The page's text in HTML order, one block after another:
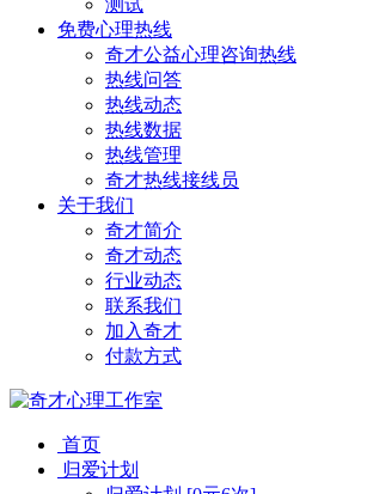
测试
免费心理热线
奇才公益心理咨询热线
热线问答
热线动态
热线数据
热线管理
奇才热线接线员
关于我们
奇才简介
奇才动态
行业动态
联系我们
加入奇才
付款方式
首页
归爱计划